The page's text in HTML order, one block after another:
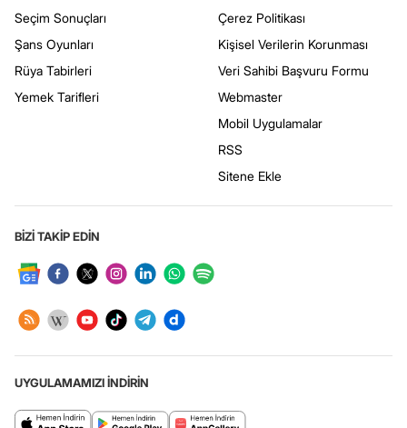
Seçim Sonuçları
Şans Oyunları
Rüya Tabirleri
Yemek Tarifleri
Çerez Politikası
Kişisel Verilerin Korunması
Veri Sahibi Başvuru Formu
Webmaster
Mobil Uygulamalar
RSS
Sitene Ekle
BİZİ TAKİP EDİN
UYGULAMAMIZI İNDİRİN